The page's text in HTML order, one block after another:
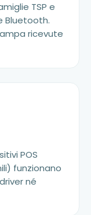
TSP e
Bluetooth.
ricevute
POS
funzionano
né